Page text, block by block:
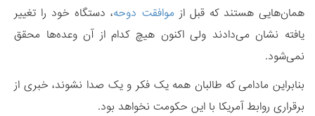
همان‌هایی هستند که قبل از موافقت دوحه، دستگاه خود را تغییر
یافته نشان می‌دادند ولی اکنون هیچ کدام از آن وعده‌ها محقق
نمی‌شود.
بنابراین مادامی که طالبان همه یک فکر و یک صدا نشوند، خبری از
برقراری روابط آمریکا با این حکومت نخواهد بود.